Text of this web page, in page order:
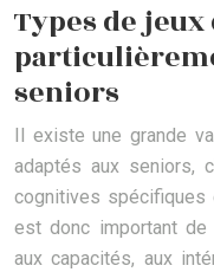
Types de
seniors
Il existe une grande
adaptés aux seniors,
cognitives spécifiques
est donc important
aux capacités, aux